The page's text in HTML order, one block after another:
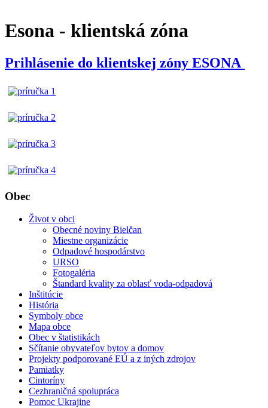
Esona - klientská zóna
Prihlásenie do klientskej zóny ESONA
Obec
Život v obci
Obecné noviny Bielčan
Miestne organizácie
Odpadové hospodárstvo
URSO
Fotogaléria
Štandard kvality za oblasť voda-odpadová
Inštitúcie
História
Symboly obce
Mapa obce
Obec v štatistikách
Sčítanie obyvateľov bytov a domov
Projekty podporované EÚ a z iných zdrojov
Pamiatky
Cintoríny
Cezhraničná spolupráca
Pomoc Ukrajine